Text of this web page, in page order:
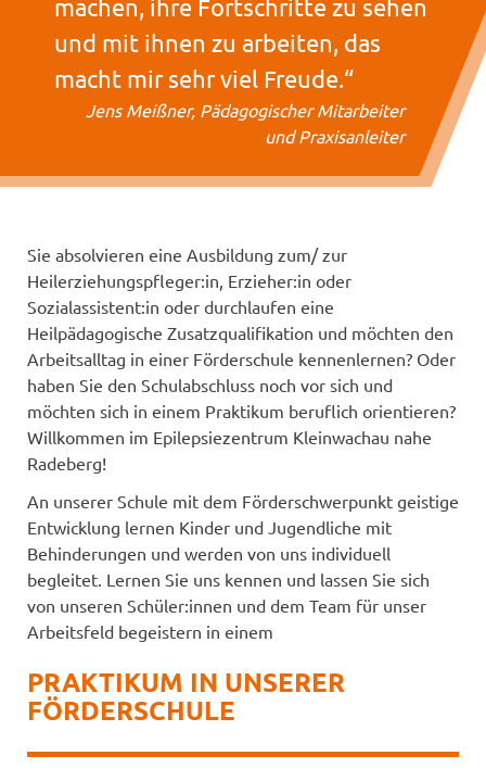
machen, ihre Fortschritte zu sehen
und mit ihnen zu arbeiten, das
macht mir sehr viel Freude.“
Jens Meißner, Pädagogischer Mitarbeiter
und Praxisanleiter
Sie absolvieren eine Ausbildung zum/ zur
Heilerziehungspfleger:in, Erzieher:in oder
Sozialassistent:in oder durchlaufen eine
Heilpädagogische Zusatzqualifikation und möchten den
Arbeitsalltag in einer Förderschule kennenlernen? Oder
haben Sie den Schulabschluss noch vor sich und
möchten sich in einem Praktikum beruflich orientieren?
Willkommen im Epilepsiezentrum Kleinwachau nahe
Radeberg!
An unserer Schule mit dem Förderschwerpunkt geistige
Entwicklung lernen Kinder und Jugendliche mit
Behinderungen und werden von uns individuell
begleitet. Lernen Sie uns kennen und lassen Sie sich
von unseren Schüler:innen und dem Team für unser
Arbeitsfeld begeistern in einem
PRAKTIKUM IN UNSERER
FÖRDERSCHULE